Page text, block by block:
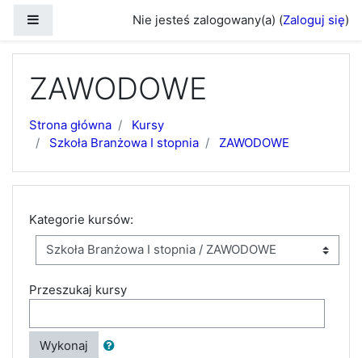
Nie jesteś zalogowany(a) (Zaloguj się)
ZAWODOWE
Strona główna
Kursy
Szkoła Branżowa I stopnia
ZAWODOWE
Kategorie kursów:
Przeszukaj kursy
Wykonaj